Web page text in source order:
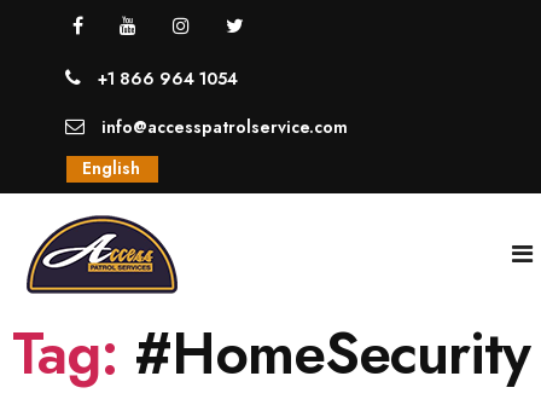
+1 866 964 1054
info@accesspatrolservice.com
English
INICIO
Tag: #HomeSecurity